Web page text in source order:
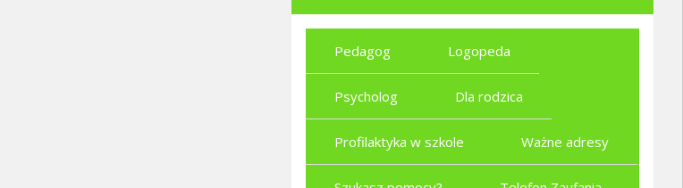
Pedagog Logopeda
Psycholog Dla rodzica
Profilaktyka w szkole Ważne adresy